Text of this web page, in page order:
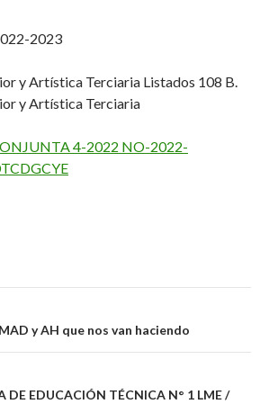
2023
y Artística Terciaria Listados 108 B.
y Artística Terciaria
4-2022 NO-2022-
y AH que nos van haciendo
DE EDUCACIÓN TÉCNICA N° 1 LME /